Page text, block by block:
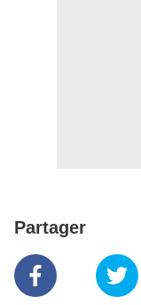
Partager